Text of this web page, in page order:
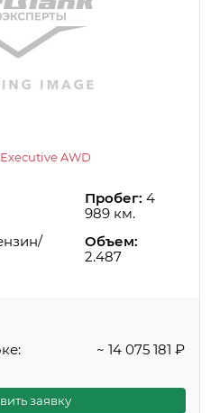
AWD
Пробег: 4
989 км.
Объем:
2.487
~ 14 075 181 ₽
заявку